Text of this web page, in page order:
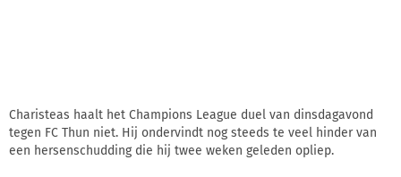
Charisteas haalt het Champions League duel van dinsdagavond
tegen FC Thun niet. Hij ondervindt nog steeds te veel hinder van
een hersenschudding die hij twee weken geleden opliep.